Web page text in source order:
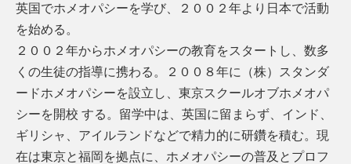
英国でホメオパシーを学び、２００２年より日本で活動
を始める。
２００２年からホメオパシーの教育をスタートし、数多
くの生徒の指導に携わる。２００８年に（株）スタンダ
ードホメオパシーを設立し、東京スクールオブホメオパ
シーを開校 する。留学中は、英国に留まらず、インド、
ギリシャ、アイルランドなどで精力的に研鑽を積む。現
在は東京と福岡を拠点に、ホメオパシーの普及とプロフ